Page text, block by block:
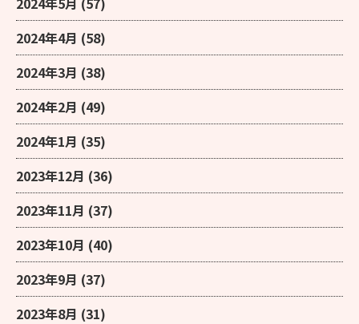
2024年4月 (58)
2024年3月 (38)
2024年2月 (49)
2024年1月 (35)
2023年12月 (36)
2023年11月 (37)
2023年10月 (40)
2023年9月 (37)
2023年8月 (31)